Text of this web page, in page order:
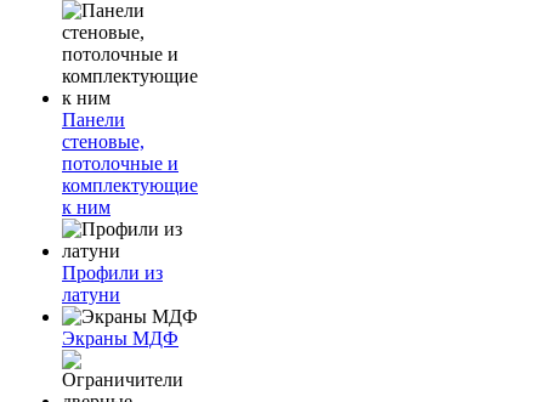
Панели
стеновые,
потолочные и
комплектующие
к ним
Профили из
латуни
Экраны МДФ